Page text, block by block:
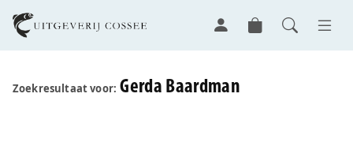
Zoekresultaat voor: Gerda Baardman